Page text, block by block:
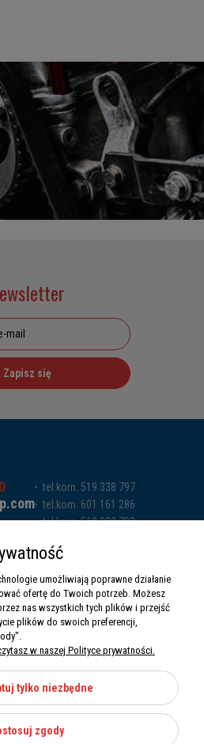
Zapisz się
sp. k.
tel.kom. 519 338 797
tel.kom. 601 161 286
tel.kom. 519 338 793
umożliwiają poprawne działanie
ofertę do Twoich potrzeb. Możesz
nas wszystkich tych plików i przejść
plików do swoich preferencji,
w naszej Polityce prywatności.
tylko niezbędne
zgody